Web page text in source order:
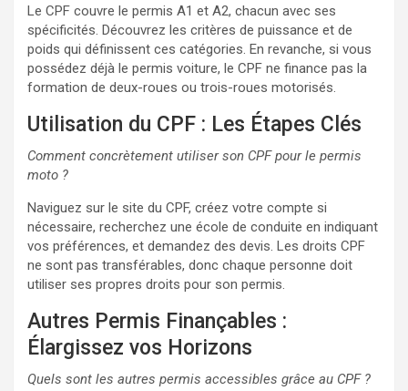
Le CPF couvre le permis A1 et A2, chacun avec ses
spécificités. Découvrez les critères de puissance et de
poids qui définissent ces catégories. En revanche, si vous
possédez déjà le permis voiture, le CPF ne finance pas la
formation de deux-roues ou trois-roues motorisés.
Utilisation du CPF : Les Étapes Clés
Comment concrètement utiliser son CPF pour le permis
moto ?
Naviguez sur le site du CPF, créez votre compte si
nécessaire, recherchez une école de conduite en indiquant
vos préférences, et demandez des devis. Les droits CPF
ne sont pas transférables, donc chaque personne doit
utiliser ses propres droits pour son permis.
Autres Permis Finançables :
Élargissez vos Horizons
Quels sont les autres permis accessibles grâce au CPF ?